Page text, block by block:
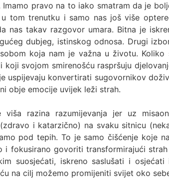
Imamo pravo na to iako smatram da je
tom trenutku i samo nas još više
nas takav razgovor umara. Bitna je
dubjeg, istinskog odnosa. Drugi
koja nam je važna u životu.
koji svojom smirenošću raspršuju
uspijevaju konvertirati sugovornikov
obje emocije uvijek leži strah.
viša razina razumijevanja jer uz
i katarzično) na svaku sitnicu
pod tepih. To je samo čišćenje koje
i fokusirano govoriti transformirajući
suosjećati, iskreno saslušati i
na cilj možemo promijeniti svijet oko